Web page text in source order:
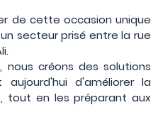
de cette occasion unique
secteur prisé entre la rue
nous créons des solutions
d'améliorer la
tout en les préparant aux